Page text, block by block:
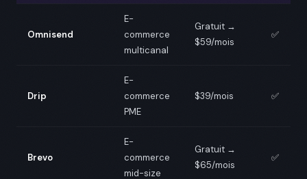
Omnisend
E-
commerce
multicanal
Gratuit →
$59/mois
✅
Drip
E-
commerce
PME
$39/mois ✅
Brevo
E-
commerce
mid-size
Gratuit →
$65/mois
✅